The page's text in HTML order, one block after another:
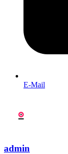
E-Mail
admin